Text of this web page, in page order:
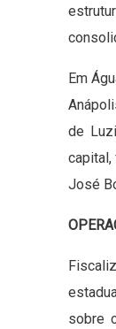
Em
de
capital,
José
sobre